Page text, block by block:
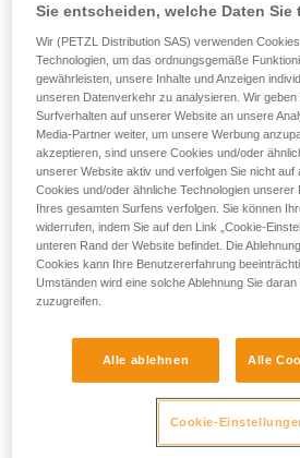
Betroffene Referenzen: L010AB00,
L012BB00, L012CB00, L013AB01,
L014CB01, L015AB00, L015BB00,
Sie entscheiden, welche Daten Sie
Wir (PETZL Distribution SAS) verwenden
Technologien, um das ordnungsgemäße
gewährleisten, unsere Inhalte und Anzeigen
unseren Datenverkehr zu analysieren. Wir
Surfverhalten auf unserer Website an unsere
Media-Partner weiter, um unsere Werbung
akzeptieren, sind unsere Cookies und/oder
unserer Website aktiv und verfolgen Sie nicht auf
Cookies und/oder ähnliche Technologien
Ihres gesamten Surfens verfolgen. Sie können
widerrufen, indem Sie auf den Link „Cookie-
unteren Rand der Website befindet. Die
Cookies kann Ihre Benutzererfahrung
Umständen wird eine solche Ablehnung Sie
zuzugreifen.
Alle ablehnen Alle
Cookie-